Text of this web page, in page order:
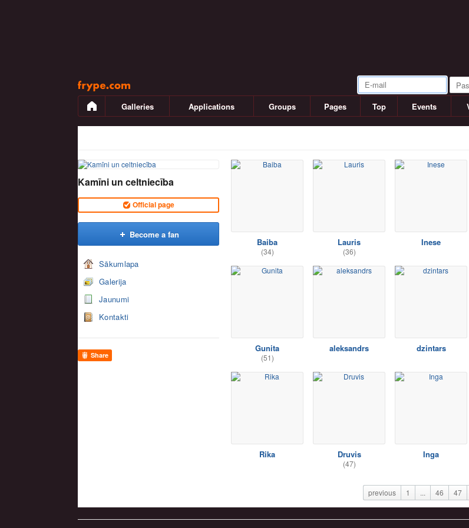
Pāriet
uz
saturu
Galleries Applications Groups Pages Top Events
Kamīni un celtniecība
Official page
Become a fan
Sākumlapa
Galerija
Jaunumi
Kontakti
Share
Baiba
(34)
Lauris
(36)
Inese
Gunita
(51)
aleksandrs dzintars
Rika Druvis
(47)
Inga
previous 1 ... 46 47